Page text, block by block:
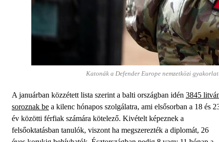
Katonák a Defender Europe nemzetközi
A januárban közzétett lista szerint a balti országban idén 3845
soroznak be a kilenc hónapos szolgálatra, ami elsősorban a 18 és
év közötti férfiak számára kötelező. Kivételt képeznek a
felsőoktatásban tanulók, viszont ha megszerezték a diplomát, 26